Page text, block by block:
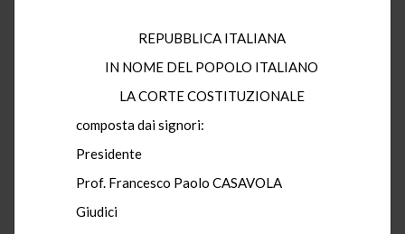
REPUBBLICA ITALIANA
IN NOME DEL POPOLO ITALIANO
LA CORTE COSTITUZIONALE
composta dai signori:
Presidente
Prof. Francesco Paolo CASAVOLA
Giudici